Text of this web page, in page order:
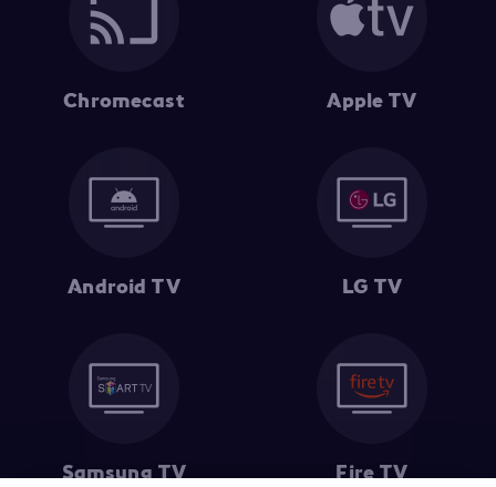
Chromecast Apple TV
Android TV LG TV
Samsung TV Fire TV